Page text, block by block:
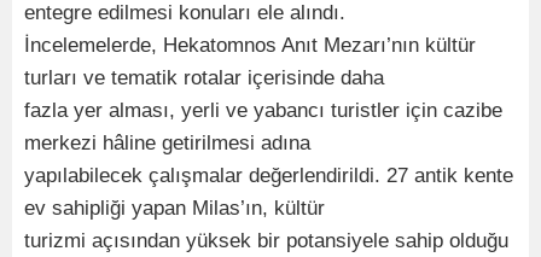
entegre edilmesi konuları ele alındı.
İncelemelerde, Hekatomnos Anıt Mezarı’nın kültür
turları ve tematik rotalar içerisinde daha
fazla yer alması, yerli ve yabancı turistler için cazibe
merkezi hâline getirilmesi adına
yapılabilecek çalışmalar değerlendirildi. 27 antik kente
ev sahipliği yapan Milas’ın, kültür
turizmi açısından yüksek bir potansiyele sahip olduğu